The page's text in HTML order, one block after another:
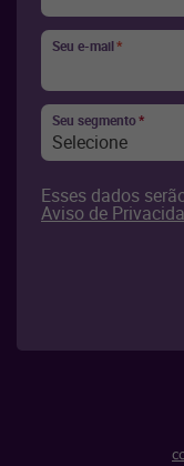
Seu e-mail*
Seu segmento*
Selecione
Esses dados
Aviso de